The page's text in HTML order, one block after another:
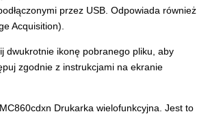
przez USB. Odpowiada również
Acquisition).
dwukrotnie ikonę pobranego pliku, aby
zgodnie z instrukcjami na ekranie
Drukarka wielofunkcyjna. Jest to